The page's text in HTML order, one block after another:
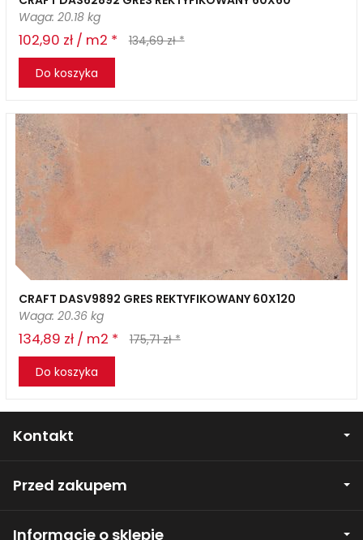
Waga: 20.18 kg
102,90 zł / m2 *
134,69 zł *
Do koszyka
CRAFT DASV9892 GRES REKTYFIKOWANY 60X120
Waga: 20.36 kg
134,89 zł / m2 *
175,71 zł *
Do koszyka
Kontakt
Przed zakupem
Informacje o sklepie